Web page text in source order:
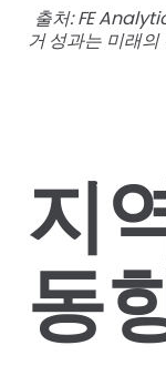
출처: FE
거 성과는 미래
지
동